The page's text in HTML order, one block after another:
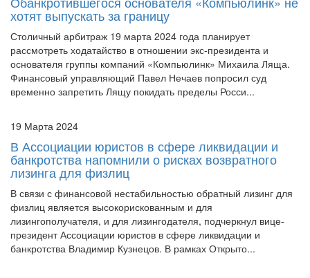
Столичный арбитраж 19 марта 2024 года планирует
рассмотреть ходатайство в отношении экс-президента и
основателя группы компаний «Компьюлинк» Михаила Ляща.
Финансовый управляющий Павел Нечаев попросил суд
временно запретить Лящу покидать пределы Росси...
19 Марта 2024
банкротства напомнили о рисках возвратного
лизинга для физлиц
В связи с финансовой нестабильностью обратный лизинг для
физлиц является высокорискованным и для
лизингополучателя, и для лизингодателя, подчеркнул вице-
президент Ассоциации юристов в сфере ликвидации и
банкротства Владимир Кузнецов. В рамках Открыто...
19 Марта 2024